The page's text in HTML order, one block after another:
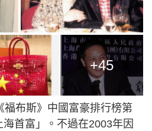
+45
福布斯》中國富豪排行榜第
首富」。不過在2003年因